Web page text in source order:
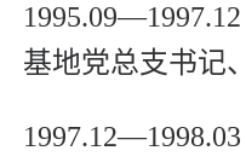
基地党总支书记